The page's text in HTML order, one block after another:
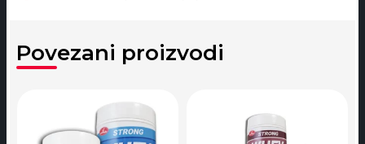
Povezani proizvodi